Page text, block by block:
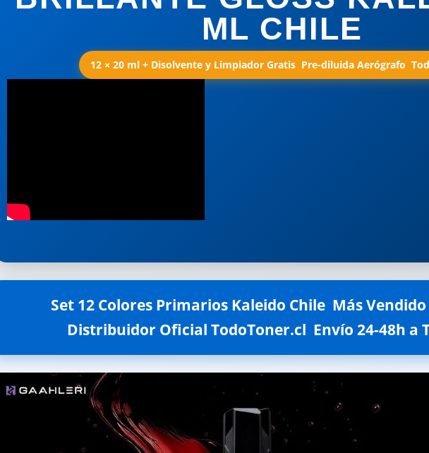
ML CHILE
12 × 20 ml + Disolvente y Limpiador Gratis  Pre-diluida Aerógrafo 
Set 12 Colores Primarios Kaleido Chile  Más Vendido
Distribuidor Oficial TodoToner.cl  Envío 24-48h a